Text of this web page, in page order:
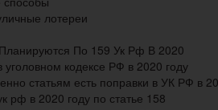
лотереи
По 159 Ук Рф В 2020
кодексе РФ в 2020 году
статьям есть поправки в УК РФ в
рф в 2020 году по статье 158